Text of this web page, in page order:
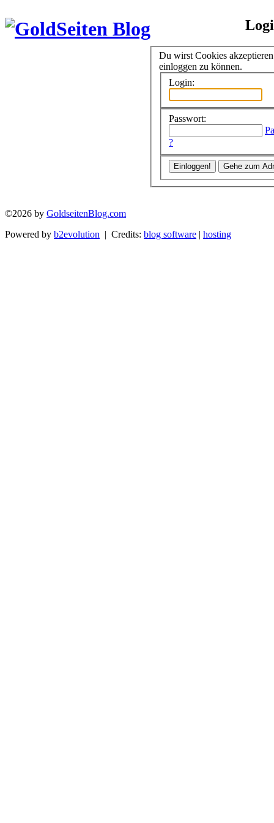
Du wirst Cookies
einloggen zu können.
Login:
Passwort:
?
©2026 by GoldseitenBlog.com
Powered by b2evolution | Credits: blog software | hosting